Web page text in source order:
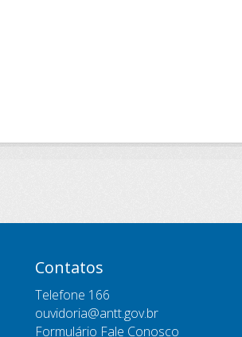
Contatos
Telefone 166
ouvidoria@antt.gov.br
Formulário Fale Conosco